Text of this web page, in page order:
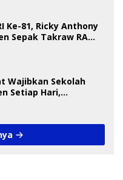
Ke-81, Ricky Anthony
Sepak Takraw RA
Wajibkan Sekolah
Setiap Hari,